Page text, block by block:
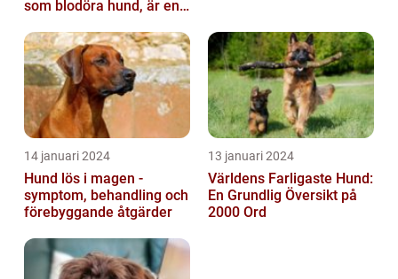
som blodöra hund, är en
kara...
14 januari 2024
Hund lös i magen -
symptom, behandling och
förebyggande åtgärder
13 januari 2024
Världens Farligaste Hund:
En Grundlig Översikt på
2000 Ord